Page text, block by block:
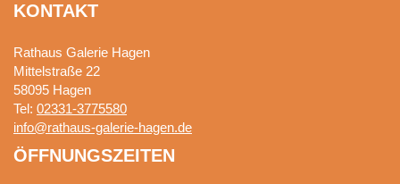
KONTAKT
Rathaus Galerie Hagen
Mittelstraße 22
58095 Hagen
Tel: 02331-3775580
info@rathaus-galerie-hagen.de
ÖFFNUNGSZEITEN